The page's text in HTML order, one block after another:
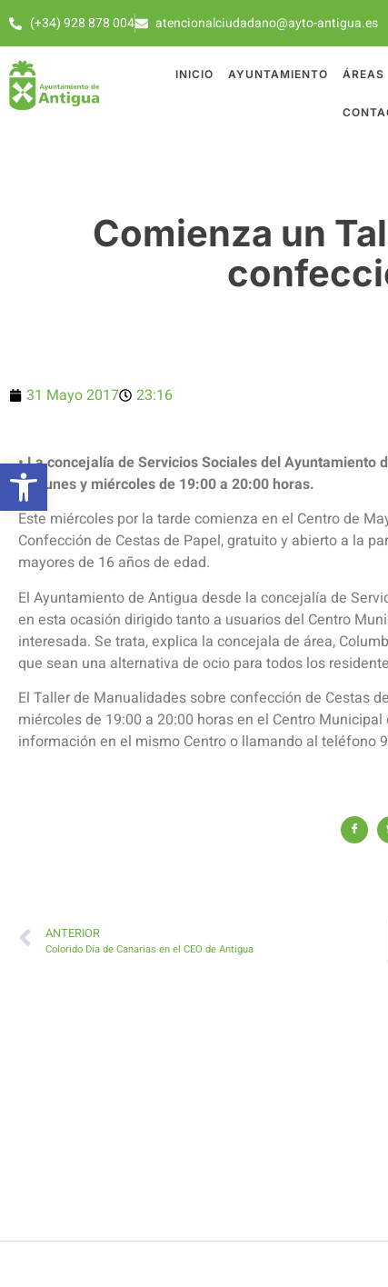
(+34) 928 878 004 atencionalciudadano@ayto-antigua.es
INICIO AYUNTAMIENTO ÁREAS
Comienza un
31 Mayo 2017 23:16
• La concejalía de Servicios Sociales del
los lunes y miércoles de 19:00 a 20:00 horas.
Este miércoles por la tarde comienza en el Centro de
Confección de Cestas de Papel, gratuito y abierto a la
mayores de 16 años de edad.
El Ayuntamiento de Antigua desde la concejalía de
en esta ocasión dirigido tanto a usuarios del Centro
interesada. Se trata, explica la concejala de área,
que sean una alternativa de ocio para todos los
El Taller de Manualidades sobre confección de Cestas
miércoles de 19:00 a 20:00 horas en el Centro
información en el mismo Centro o llamando al teléfono
ANTERIOR
Colorido Día de Canarias en el CEO de Antigua
Abrir barra de herramientas